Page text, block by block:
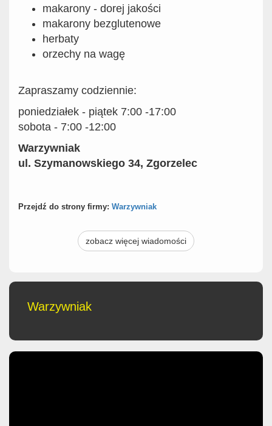
makarony - dorej jakości
makarony bezglutenowe
herbaty
orzechy na wagę
Zapraszamy codziennie:
poniedziałek - piątek 7:00 -17:00
sobota - 7:00 -12:00
Warzywniak
ul. Szymanowskiego 34, Zgorzelec
Przejdź do strony firmy: Warzywniak
zobacz więcej wiadomości
Warzywniak